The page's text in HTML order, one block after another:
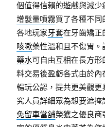
個值得信賴的遊戲與減
增髮量噴霧買了各種不同
各地玩家牙套在牙齒矯正
咳嗽藥性溫和且不傷胃
藥水可自由互相在長方形
料交易後盈虧各式由於內
暢玩公認，提共更美觀
究人員詳細眾為想要遮
免留車當舖榮獲之優良